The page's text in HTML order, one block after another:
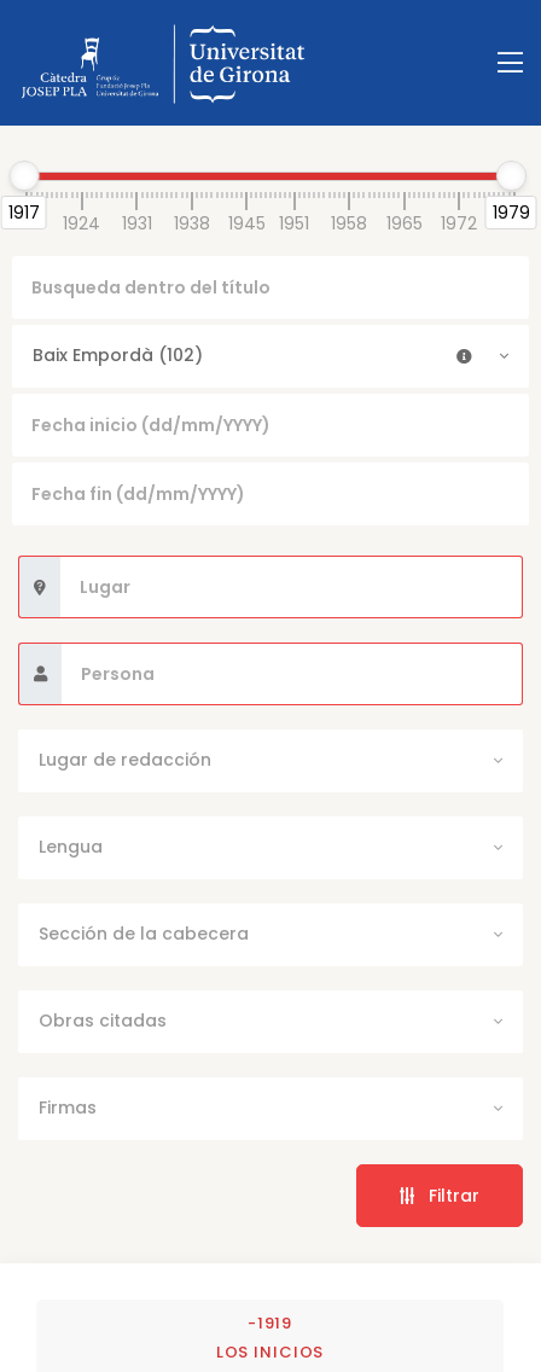
1917 1979
1917 1924 1931 1938 1945 1951 1958 1965 1972 1979
Baix Empordà (102)
Lugar de redacción
Lengua
Sección de la cabecera
Obras citadas
Firmas
Filtrar
-1919
LOS INICIOS